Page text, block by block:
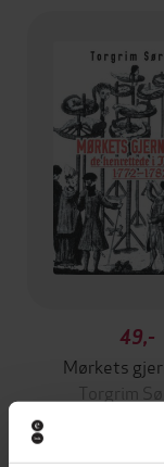
49,-
Mørkets
Torgrim